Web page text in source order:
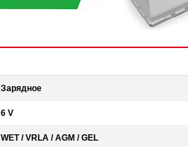
Зарядное
6 V
WET / VRLA / AGM / GEL